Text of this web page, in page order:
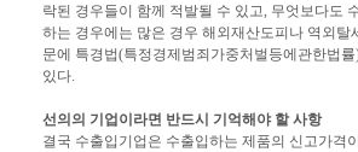
락된 경우들이 함께 적발될 수 있고, 무엇보다도
하는 경우에는 많은 경우 해외재산도피나 역외탈
문에 특경법(특정경제범죄가중처벌등에관한법
있다.
선의의 기업이라면 반드시 기억해야 할 사항
결국 수출입기업은 수출입하는 제품의 신고가격